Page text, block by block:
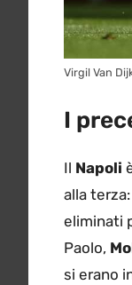
Virgil Van
I
Il Napoli
alla
eliminati
Paolo,
si erano